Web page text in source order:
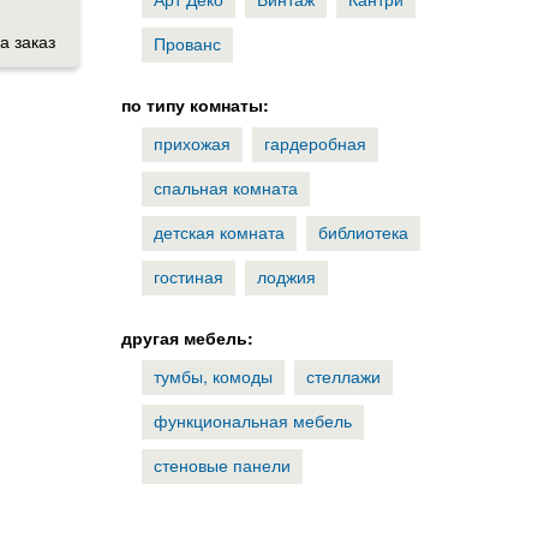
заказ
Прованс
по типу комнаты:
прихожая
гардеробная
спальная комната
детская комната
библиотека
гостиная
лоджия
другая мебель:
тумбы, комоды
стеллажи
функциональная мебель
стеновые панели